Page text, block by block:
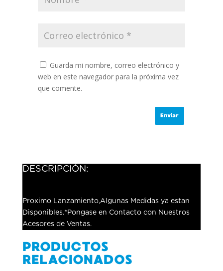
Guarda mi nombre, correo electrónico y
web en este navegador para la próxima vez
que comente.
DESCRIPCIÓN:
Proximo Lanzamiento,Algunas Medidas ya estan
Disponibles.*Pongase en Contacto con Nuestros
Acesores de Ventas.
PRODUCTOS
RELACIONADOS